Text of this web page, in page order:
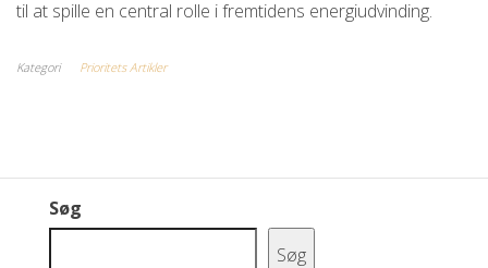
til at spille en central rolle i fremtidens energiudvinding.
Kategori Prioritets Artikler
Søg
Søg